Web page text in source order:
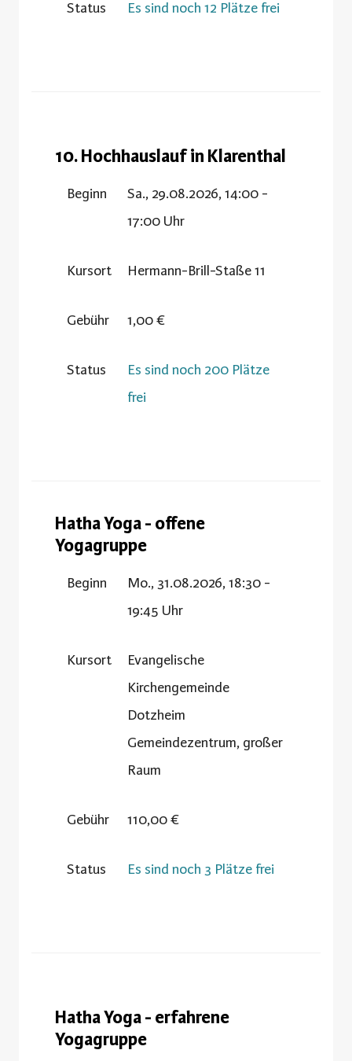
Status Es sind noch 12 Plätze frei
10. Hochhauslauf in Klarenthal
Beginn
Sa., 29.08.2026, 14:00 -
17:00 Uhr
Kursort Hermann-Brill-Staße 11
Gebühr 1,00 €
Status
Es sind noch 200 Plätze
frei
Hatha Yoga - offene
Yogagruppe
Beginn
Mo., 31.08.2026, 18:30 -
19:45 Uhr
Kursort
Evangelische
Kirchengemeinde
Dotzheim
Gemeindezentrum, großer
Raum
Gebühr 110,00 €
Status Es sind noch 3 Plätze frei
Hatha Yoga - erfahrene
Yogagruppe